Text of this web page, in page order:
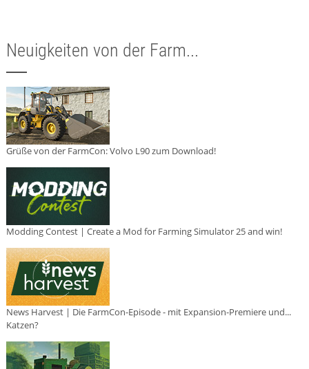
Neuigkeiten von der Farm...
Grüße von der FarmCon: Volvo L90 zum Download!
Modding Contest | Create a Mod for Farming Simulator 25 and win!
News Harvest | Die FarmCon-Episode - mit Expansion-Premiere und...
Katzen?